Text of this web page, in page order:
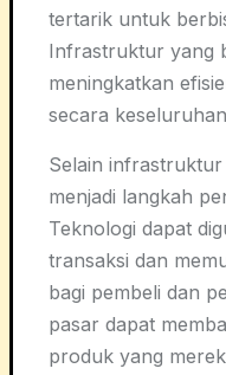
tertarik untuk
Infrastruktur yang
meningkatkan
secara
Selain infrastruktur
menjadi langkah
Teknologi dapat
transaksi dan
bagi pembeli dan
pasar dapat
produk yang